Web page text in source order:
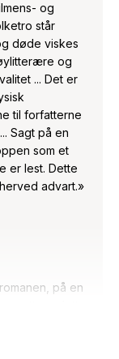
og
står
døde viskes
og
... Det er
til forfatterne
Sagt på en
som et
er lest. Dette
advart.»
på en
så var det